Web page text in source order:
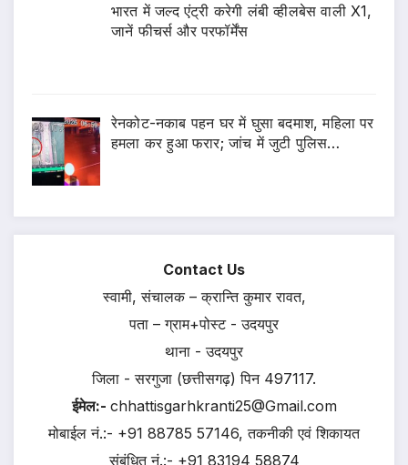
भारत में जल्द एंट्री करेगी लंबी व्हीलबेस वाली X1,
जानें फीचर्स और परफॉर्मेंस
रेनकोट-नकाब पहन घर में घुसा बदमाश, महिला पर
हमला कर हुआ फरार; जांच में जुटी पुलिस…
Contact Us
स्वामी, संचालक – क्रान्ति कुमार रावत,
पता – ग्राम+पोस्ट - उदयपुर
थाना - उदयपुर
जिला - सरगुजा (छत्तीसगढ़) पिन 497117.
ईमेल:- chhattisgarhkranti25@Gmail.com
मोबाईल नं.:- +91 88785 57146, तकनीकी एवं शिकायत
संबंधित नं.:- +91 83194 58874